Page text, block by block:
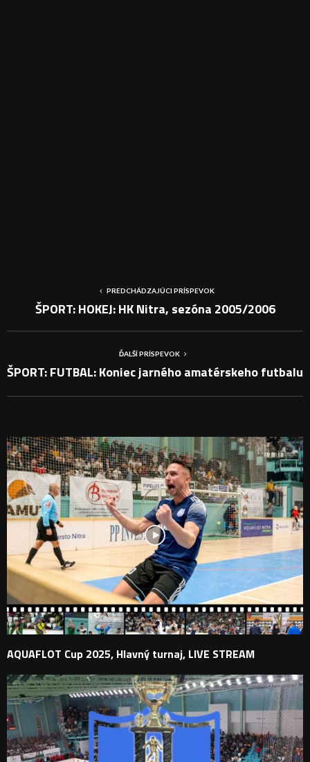
PREDCHÁDZAJÚCI PRÍSPEVOK
ŠPORT: HOKEJ: HK Nitra, sezóna 2005/2006
ĎALŠÍ PRÍSPEVOK
ŠPORT: FUTBAL: Koniec jarného amatérskeho futbalu
AQUAFLOT Cup 2025, Hlavný turnaj, LIVE STREAM